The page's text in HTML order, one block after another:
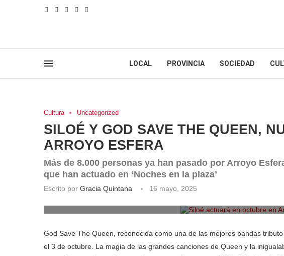
LOCAL PROVINCIA SOCIEDAD
Cultura Uncategorized
SILOÉ Y GOD SAVE THE QUEEN,
ARROYO ESFERA
Más de 8.000 personas ya han pasado por Arroyo
que han actuado en ‘Noches en la plaza’
Escrito por Gracia Quintana
16 mayo, 2025
God Save The Queen, reconocida como una de las mejores bandas
el 3 de octubre. La magia de las grandes canciones de Queen y la